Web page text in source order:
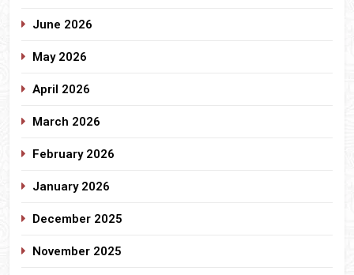
June 2026
May 2026
April 2026
March 2026
February 2026
January 2026
December 2025
November 2025